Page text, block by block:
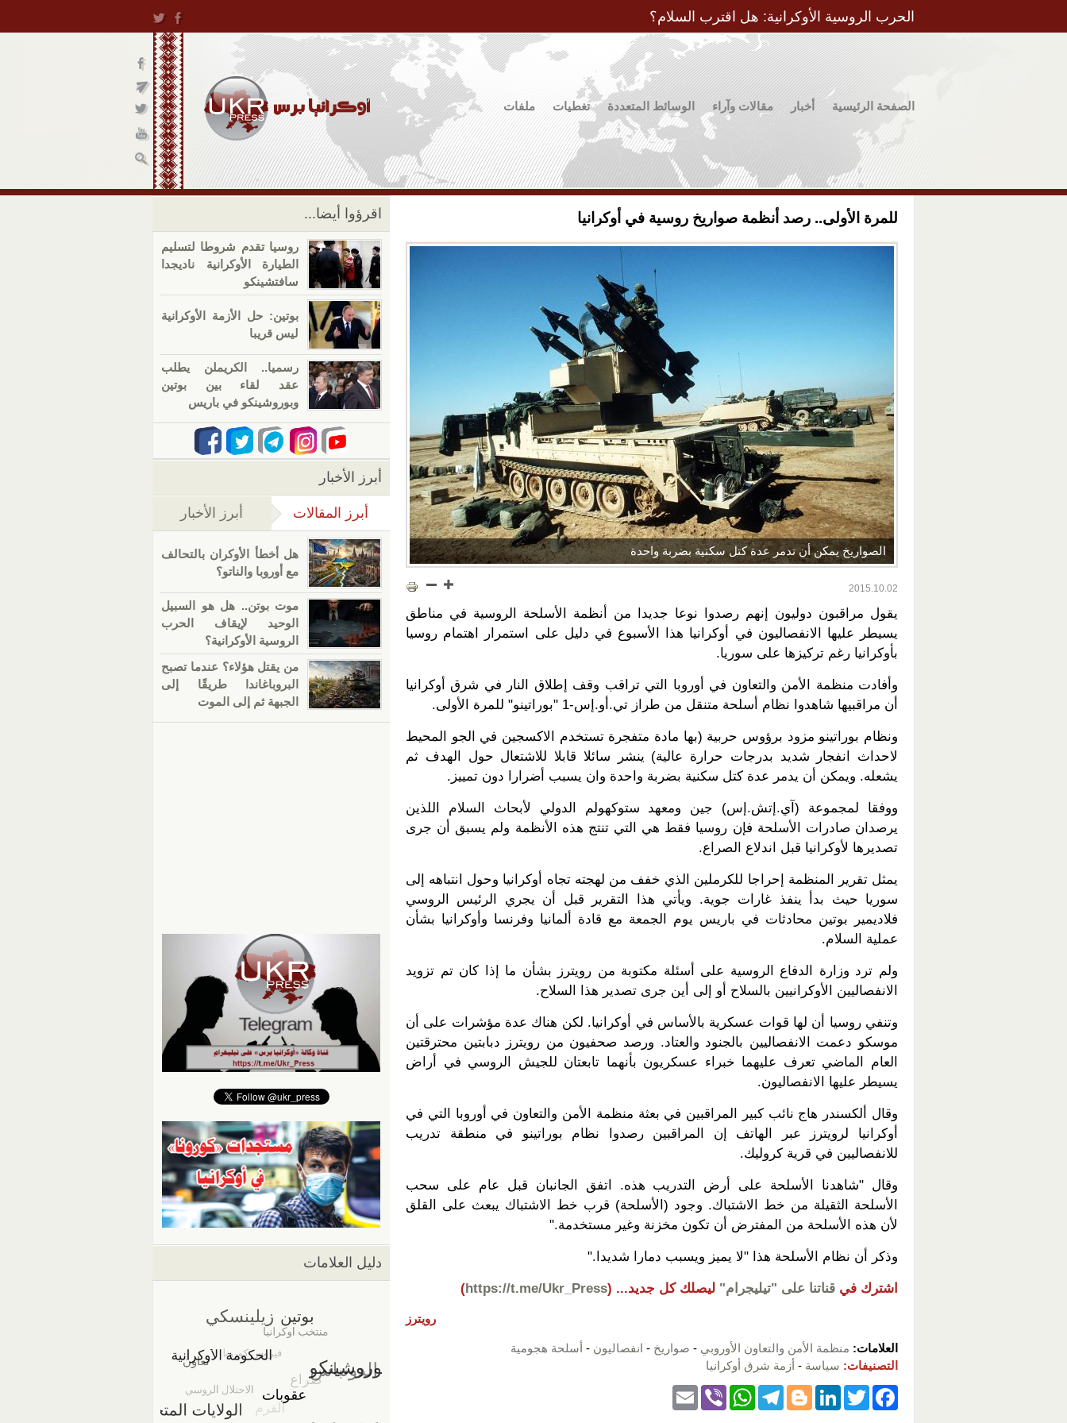
الحرب الروسية الأوكرانية: هل اقترب السلام؟
الصفحة الرئيسية أخبار مقالات وآراء الوسائط المتعددة تغطيات ملفات
للمرة الأولى.. رصد أنظمة صواريخ روسية في أوكرانيا
الصواريخ يمكن أن تدمر عدة كتل سكنية بضربة واحدة
2015.10.02
يقول مراقبون دوليون إنهم رصدوا نوعا جديدا من أنظمة الأسلحة الروسية في مناطق
يسيطر عليها الانفصاليون في أوكرانيا هذا الأسبوع في دليل على استمرار اهتمام روسيا
بأوكرانيا رغم تركيزها على سوريا.
وأفادت منظمة الأمن والتعاون في أوروبا التي تراقب وقف إطلاق النار في شرق أوكرانيا
أن مراقبيها شاهدوا نظام أسلحة متنقل من طراز تي.أو.إس-1 "بوراتينو" للمرة الأولى.
ونظام بوراتينو مزود برؤوس حربية (بها مادة متفجرة تستخدم الاكسجين في الجو المحيط
لاحداث انفجار شديد بدرجات حرارة عالية) ينشر سائلا قابلا للاشتعال حول الهدف ثم
يشعله. ويمكن أن يدمر عدة كتل سكنية بضربة واحدة وان يسبب أضرارا دون تمييز.
ووفقا لمجموعة (آي.إتش.إس) جين ومعهد ستوكهولم الدولي لأبحاث السلام اللذين
يرصدان صادرات الأسلحة فإن روسيا فقط هي التي تنتج هذه الأنظمة ولم يسبق أن جرى
تصديرها لأوكرانيا قبل اندلاع الصراع.
يمثل تقرير المنظمة إحراجا للكرملين الذي خفف من لهجته تجاه أوكرانيا وحول انتباهه إلى
سوريا حيث بدأ ينفذ غارات جوية. ويأتي هذا التقرير قبل أن يجري الرئيس الروسي
فلاديمير بوتين محادثات في باريس يوم الجمعة مع قادة ألمانيا وفرنسا وأوكرانيا بشأن
عملية السلام.
ولم ترد وزارة الدفاع الروسية على أسئلة مكتوبة من رويترز بشأن ما إذا كان تم تزويد
الانفصاليين الأوكرانيين بالسلاح أو إلى أين جرى تصدير هذا السلاح.
وتنفي روسيا أن لها قوات عسكرية بالأساس في أوكرانيا. لكن هناك عدة مؤشرات على أن
موسكو دعمت الانفصاليين بالجنود والعتاد. ورصد صحفيون من رويترز دبابتين محترقتين
العام الماضي تعرف عليهما خبراء عسكريون بأنهما تابعتان للجيش الروسي في أراض
يسيطر عليها الانفصاليون.
وقال ألكسندر هاج نائب كبير المراقبين في بعثة منظمة الأمن والتعاون في أوروبا التي في
أوكرانيا لرويترز عبر الهاتف إن المراقبين رصدوا نظام بوراتينو في منطقة تدريب
للانفصاليين في قرية كروليك.
وقال "شاهدنا الأسلحة على أرض التدريب هذه. اتفق الجانبان قبل عام على سحب
الأسلحة الثقيلة من خط الاشتباك. وجود (الأسلحة) قرب خط الاشتباك يبعث على القلق
لأن هذه الأسلحة من المفترض أن تكون مخزنة وغير مستخدمة."
وذكر أن نظام الأسلحة هذا "لا يميز ويسبب دمارا شديدا."
اشترك في قناتنا على "تيليجرام" ليصلك كل جديد... (
https://t.me/Ukr_Press
)
رويترز
العلامات: منظمة الأمن والتعاون الأوروبي - صواريخ - انفصاليون - أسلحة هجومية
التصنيفات: سياسة - أزمة شرق أوكرانيا
F
T
Li
Bl
T
W
Vi
اقرؤوا أيضا...
روسيا تقدم شروطا لتسليم
الطيارة الأوكرانية ناديجدا
سافتشينكو
بوتين: حل الأزمة الأوكرانية
ليس قريبا
رسميا.. الكريملن يطلب
عقد لقاء بين بوتين
وبوروشينكو في باريس
أبرز الأخبار
أبرز المقالات (علامة التبويب النشطة)
أبرز الأخبار
هل أخطأ الأوكران بالتحالف
مع أوروبا والناتو؟
موت بوتن.. هل هو السبيل
الوحيد لإيقاف الحرب
الروسية الأوكرانية؟
من يقتل هؤلاء؟ عندما تصبح
البروباغاندا طريقًا إلى
الجبهة ثم إلى الموت
دليل العلامات